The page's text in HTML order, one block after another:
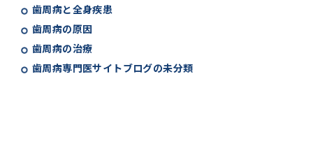
歯周病と全身疾患
歯周病の原因
歯周病の治療
歯周病専門医サイトブログの未分類